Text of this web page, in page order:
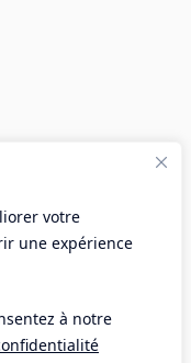
votre
une expérience
à notre
Mèze